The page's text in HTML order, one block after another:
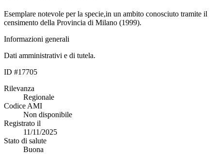
Esemplare notevole per la specie,in un ambito conosciuto tramite il
censimento della Provincia di Milano (1999).
Informazioni generali
Dati amministrativi e di tutela.
ID #17705
Rilevanza
Regionale
Codice AMI
Non disponibile
Registrato il
11/11/2025
Stato di salute
Buona